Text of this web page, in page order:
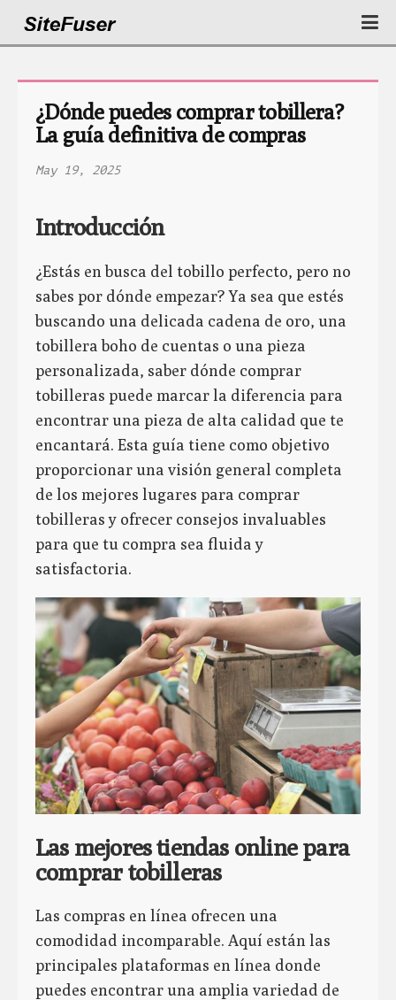
¿Dónde puedes comprar tobillera?
La guía definitiva de compras
May 19, 2025
Introducción
¿Estás en busca del tobillo perfecto, pero no
sabes por dónde empezar? Ya sea que estés
buscando una delicada cadena de oro, una
tobillera boho de cuentas o una pieza
personalizada, saber dónde comprar
tobilleras puede marcar la diferencia para
encontrar una pieza de alta calidad que te
encantará. Esta guía tiene como objetivo
proporcionar una visión general completa
de los mejores lugares para comprar
tobilleras y ofrecer consejos invaluables
para que tu compra sea fluida y
satisfactoria.
Las mejores tiendas online para
comprar tobilleras
Las compras en línea ofrecen una
comodidad incomparable. Aquí están las
principales plataformas en línea donde
puedes encontrar una amplia variedad de